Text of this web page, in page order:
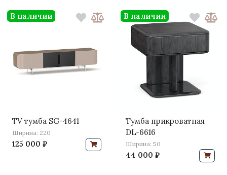
TV тумба SG-4641
Ширина: 220
125 000 ₽
В наличии
Тумба прикроватная
DL-6616
Ширина: 50
44 000 ₽
В наличии